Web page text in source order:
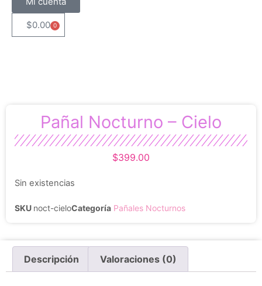
$0.00 0
Pañal Nocturno – Cielo
$399.00
Sin existencias
SKU noct-cieloCategoría Pañales Nocturnos
Descripción Valoraciones (0)